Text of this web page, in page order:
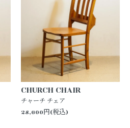
CHURCH CHAIR
チャーチ チェア
28,600円(税込)